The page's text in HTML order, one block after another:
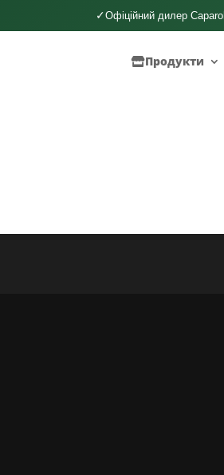
✓Офіційний дилер Caparol
Продукти